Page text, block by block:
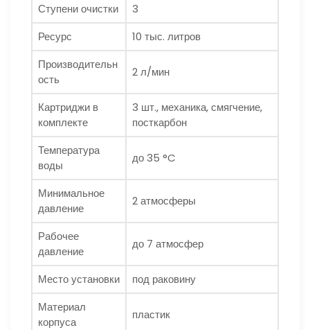
Ступени очистки
3
Ресурс
10 тыс. литров
Производительн
ость
2 л/мин
Картриджи в
комплекте
3 шт., механика, смягчение,
посткарбон
Температура
воды
до 35 °C
Минимальное
давление
2 атмосферы
Рабочее
давление
до 7 атмосфер
Место установки
под раковину
Материал
корпуса
пластик